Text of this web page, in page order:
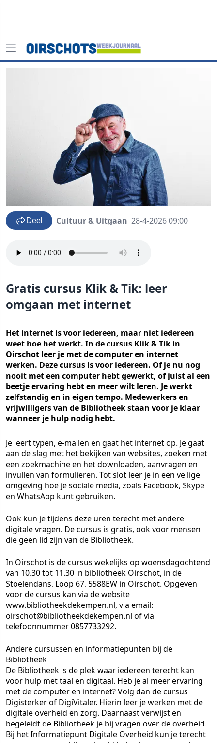
Deel Cultuur & Uitgaan 28-4-2026 09:00
Gratis cursus Klik & Tik: leer
omgaan met internet
Het internet is voor iedereen, maar niet iedereen
weet hoe het werkt. In de cursus Klik & Tik in
Oirschot leer je met de computer en internet
werken. Deze cursus is voor iedereen. Of je nu nog
nooit met een computer hebt gewerkt, of juist al een
beetje ervaring hebt en meer wilt leren. Je werkt
zelfstandig en in eigen tempo. Medewerkers en
vrijwilligers van de Bibliotheek staan voor je klaar
wanneer je hulp nodig hebt.
Je leert typen, e-mailen en gaat het internet op. Je gaat
aan de slag met het bekijken van websites, zoeken met
een zoekmachine en het downloaden, aanvragen en
invullen van formulieren. Tot slot leer je in een veilige
omgeving hoe je sociale media, zoals Facebook, Skype
en WhatsApp kunt gebruiken.
Ook kun je tijdens deze uren terecht met andere
digitale vragen. De cursus is gratis, ook voor mensen
die geen lid zijn van de Bibliotheek.
In Oirschot is de cursus wekelijks op woensdagochtend
van 10.30 tot 11.30 in bibliotheek Oirschot, in de
Stoelendans, Loop 67, 5588EW in Oirschot. Opgeven
voor de cursus kan via de website
www.bibliotheekdekempen.nl, via email:
oirschot@bibliotheekdekempen.nl of via
telefoonnummer 0857733292.
Andere cursussen en informatiepunten bij de
Bibliotheek
De Bibliotheek is de plek waar iedereen terecht kan
voor hulp met taal en digitaal. Heb je al meer ervaring
met de computer en internet? Volg dan de cursus
Digisterker of DigiVitaler. Hierin leer je werken met de
digitale overheid en zorg. Daarnaast verwijst en
begeleidt de Bibliotheek je bij vragen over de overheid.
Bij het Informatiepunt Digitale Overheid kun je terecht